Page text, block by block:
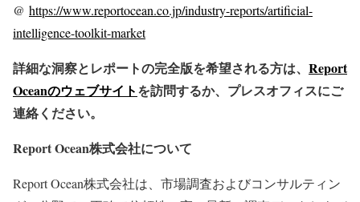
@ https://www.reportocean.co.jp/industry-reports/artificial-
intelligence-toolkit-market
詳細な洞察とレポートの完全版を希望される方は、 Report
Oceanのウェブサイトを訪問するか、プレスオフィスにご
連絡ください。
Report Ocean株式会社について
Report Ocean株式会社は、市場調査およびコンサルティン